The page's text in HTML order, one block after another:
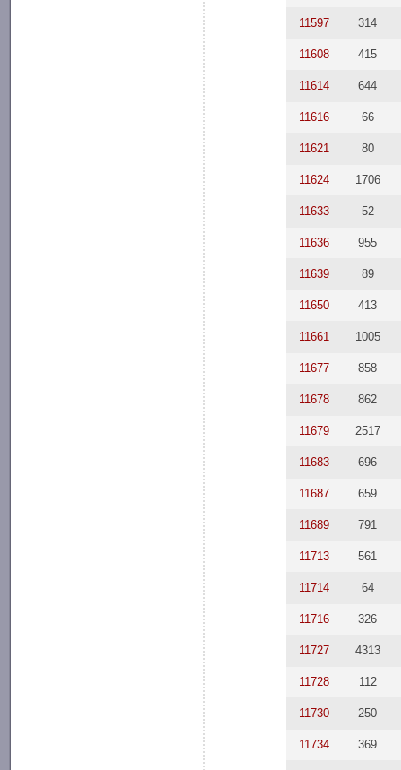
11597 314
11608 415
11614 644
11616 66
11621 80
11624 1706
11633 52
11636 955
11639 89
11650 413
11661 1005
11677 858
11678 862
11679 2517
11683 696
11687 659
11689 791
11713 561
11714 64
11716 326
11727 4313
11728 112
11730 250
11734 369